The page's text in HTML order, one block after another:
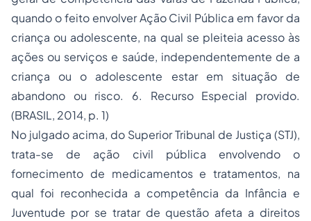
quando o feito envolver Ação Civil Pública em favor da
criança ou adolescente, na qual se pleiteia acesso às
ações ou serviços e saúde, independentemente de a
criança ou o adolescente estar em situação de
abandono ou risco. 6. Recurso Especial provido.
(BRASIL, 2014, p. 1)
No julgado acima, do Superior Tribunal de Justiça (STJ),
trata-se de ação civil pública envolvendo o
fornecimento de medicamentos e tratamentos, na
qual foi reconhecida a competência da Infância e
Juventude por se tratar de questão afeta a direitos